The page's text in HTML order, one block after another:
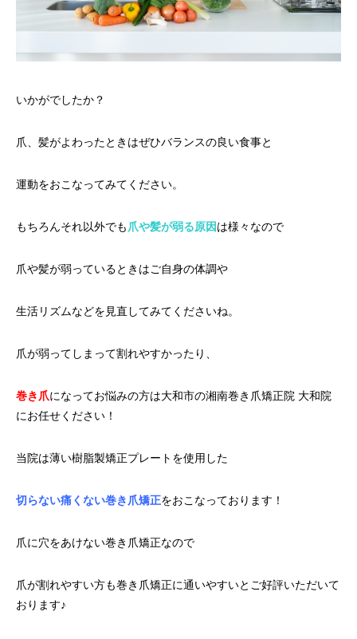
いかがでしたか？
爪、髪がよわったときはぜひバランスの良い食事と
運動をおこなってみてください。
もちろんそれ以外でも 爪や髪が弱る原因 は様々なので
爪や髪が弱っているときはご自身の体調や
生活リズムなどを見直してみてくださいね。
爪が弱ってしまって割れやすかったり、
巻き爪になってお悩みの方は大和市の湘南巻き爪矯正院 大和院
にお任せください！
当院は薄い樹脂製矯正プレートを使用した
切らない痛くない巻き爪矯正をおこなっております！
爪に穴をあけない巻き爪矯正なので
爪が割れやすい方も巻き爪矯正に通いやすいとご好評いただいて
おります♪